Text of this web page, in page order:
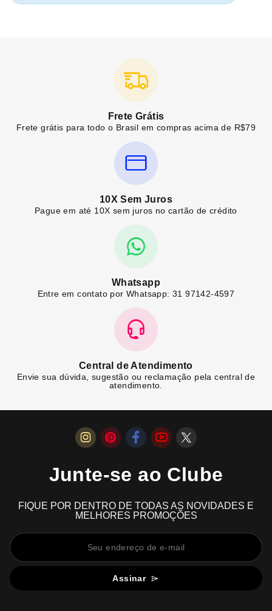
Frete Grátis
Frete grátis para todo o Brasil em compras acima de R$79
10X Sem Juros
Pague em até 10X sem juros no cartão de crédito
Whatsapp
Entre em contato por Whatsapp: 31 97142-4597
Central de Atendimento
Envie sua dúvida, sugestão ou reclamação pela central de
atendimento.
Junte-se ao Clube
FIQUE POR DENTRO DE TODAS AS NOVIDADES E
MELHORES PROMOÇÕES
Assinar